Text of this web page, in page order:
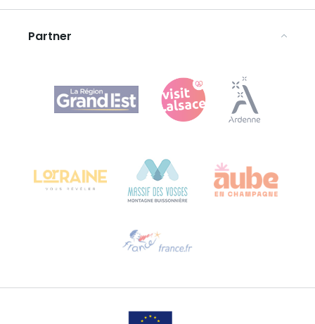
Avvertenze legali
Agence Régionale du Tourisme Grand Est
Bureau de Colmar (sede operativa)
Contattaci per e-mail
Partner